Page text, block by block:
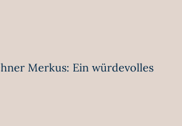
Merkus: Ein würdevolles